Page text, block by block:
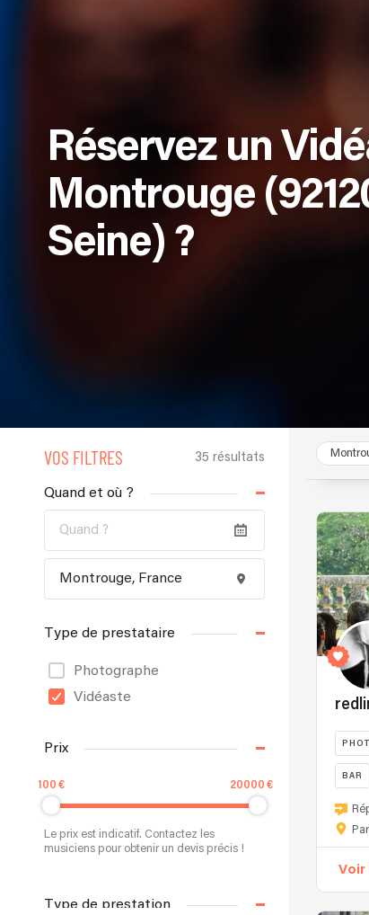
Réservez un
Montrouge
Seine) ?
VOS FILTRES 35 résultats
Quand et où ?
Type de prestataire
Photographe
Vidéaste
Prix
100 20000
Le prix est indicatif. Contactez les
musiciens pour obtenir un devis précis !
Type de prestation
BAR
Voir